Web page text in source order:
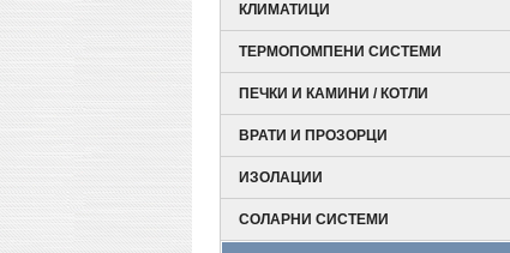
КЛИМАТИЦИ
ТЕРМОПОМПЕНИ СИСТЕМИ
ПЕЧКИ И КАМИНИ / КОТЛИ
ВРАТИ И ПРОЗОРЦИ
ИЗОЛАЦИИ
СОЛАРНИ СИСТЕМИ